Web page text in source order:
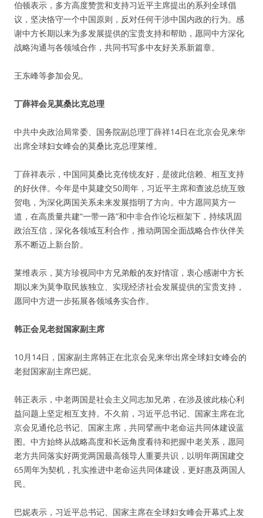
伯顿表示，多方高度赞赏和支持习近平主席提出的系列全球倡
议，坚决恪守一个中国原则，反对任何干涉中国内政的行为。感
谢中方长期以来为多发展提供的宝贵支持和帮助，愿同中方深化
战略沟通与各领域合作，共同书写多中友好关系新篇章。
王东峰等参加会见。
丁薛祥会见莫桑比克总理
中共中央政治局常委、国务院副总理丁薛祥14日在北京会见来华
出席全球妇女峰会的莫桑比克总理莱维。
丁薛祥表示，中国同莫桑比克传统友好，是彼此信赖、相互支持
的好伙伴。今年是中莫建交50周年，习近平主席和查波总统互致
贺电，为深化两国关系未来发展指明了方向。中方愿同莫方一
道，在高质量共建“一带一路”和中非合作论坛框架下，持续巩固
政治互信，深化各领域互利合作，推动两国全面战略合作伙伴关
系不断迈上新台阶。
莱维表示，莫方珍视同中方兄弟般的友好情谊，衷心感谢中方长
期以来为莫争取民族独立、实现经济社会发展提供的宝贵支持，
愿同中方进一步拓展各领域务实合作。
韩正会见老挝国家副主席
10月14日，国家副主席韩正在北京会见来华出席全球妇女峰会的
老挝国家副主席巴妮。
韩正表示，中老两国是社会主义同志加兄弟，在涉及彼此核心利
益问题上坚定相互支持。不久前，习近平总书记、国家主席在北
京会见通伦总书记、国家主席，共同擘画中老命运共同体建设蓝
图。中方始终从战略高度和长远角度看待和把握中老关系，愿同
老方共同落实好两党两国最高领导人重要共识，以明年两国建交
65周年为契机，扎实推进中老命运共同体建设，更好惠及两国人
民。
巴妮表示，习近平总书记、国家主席在全球妇女峰会开幕式上发